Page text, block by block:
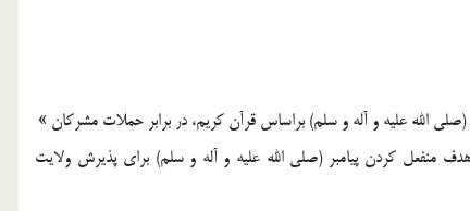
الله عليه و آله و سلم) براساس قرآن کريم، در برابر حملات مشرکان »
هدف منفعل کردن پيامبر (صلي الله عليه و آله و سلم) براي پذيرش ولايت